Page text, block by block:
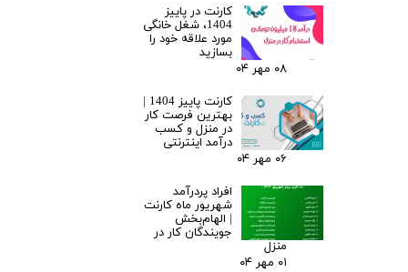
کارنت در پاییز
1404، شغل خانگی
مورد علاقه خود را
بسازید
۰۸ مهر ۰۴
کارنت پاییز 1404 |
بهترین فرصت کار
در منزل و کسب
درآمد اینترنتی
۰۶ مهر ۰۴
افراد پردرآمد
شهریور ماه کارنت
| الهام‌بخش
جویندگان کار در
منزل
۰۱ مهر ۰۴